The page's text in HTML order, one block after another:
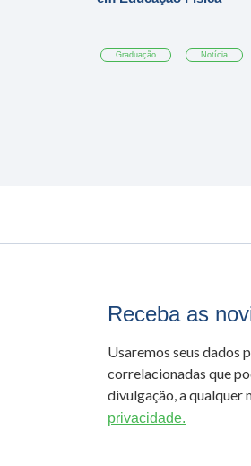
Graduação Notícia
Receba as
Usaremos seus dados
correlacionadas que
divulgação, a qualquer
privacidade.